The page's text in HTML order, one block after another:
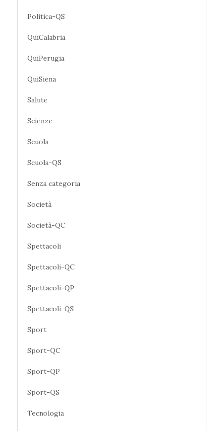
Politica-QS
QuiCalabria
QuiPerugia
QuiSiena
Salute
Scienze
Scuola
Scuola-QS
Senza categoria
Società
Società-QC
Spettacoli
Spettacoli-QC
Spettacoli-QP
Spettacoli-QS
Sport
Sport-QC
Sport-QP
Sport-QS
Tecnologia